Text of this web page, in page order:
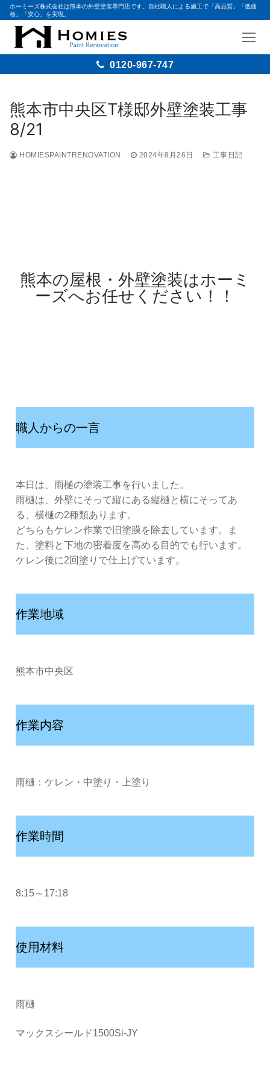
ホーミーズ株式会社は熊本の外壁塗装専門店です。自社職人による施工で「高品質」「低価
格」「安心」を実現。
0120-967-747
熊本市中央区T様邸外壁塗装工事
8/21
HOMIESPAINTRENOVATION 2024年8月26日 工事日記
熊本の屋根・外壁塗装はホーミ
ーズへお任せください！！
職人からの一言
本日は、雨樋の塗装工事を行いました。
雨樋は、外壁にそって縦にある縦樋と横にそってあ
る、横樋の2種類あります。
どちらもケレン作業で旧塗膜を除去しています。ま
た、塗料と下地の密着度を高める目的でも行います。
ケレン後に2回塗りで仕上げています。
作業地域
熊本市中央区
作業内容
雨樋：ケレン・中塗り・上塗り
作業時間
8:15～17:18
使用材料
雨樋
マックスシールド1500Si-JY